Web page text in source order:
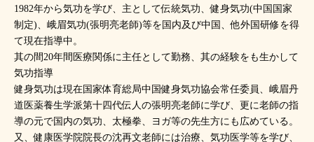
1982年から気功を学び、主として伝統気功、健身気功(中国国家
制定)、峨眉気功(張明亮老師)等を国内及び中国、他外国研修を得
て現在指導中。
其の間20年間医療関係に主任として勤務、其の経験をも生かして
気功指導
健身気功は現在国家体育総局中国健身気功協会常任委員、峨眉丹
道医薬養生学派第十四代伝人の張明亮老師に学び、更に老師の指
導の元で国内の気功、太極拳、ヨガ等の先生方にも広めている。
又、健康医学院院長の沈再文老師には治療、気功医学等を学び、